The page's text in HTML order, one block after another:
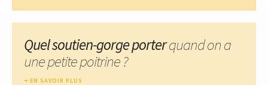
Quel soutien-gorge porterquand on a
une petite poitrine ?
EN SAVOIR PLUS